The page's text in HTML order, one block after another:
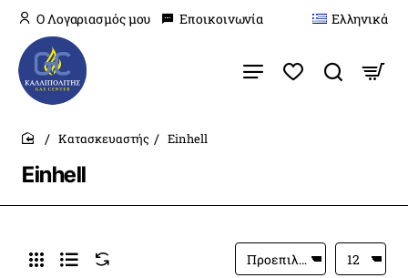
O Λογαριασμός μου Εποικοινωνία Ελληνικά
Einhell
home
Κατασκευαστής Einhell